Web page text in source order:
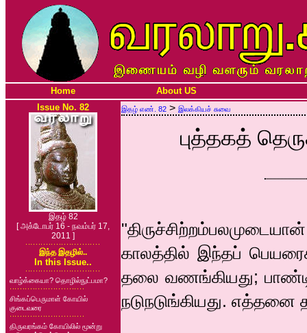
Home
About US
Issue No. 82
இதழ் 82
[ அக்டோபர் 16 - நவம்பர் 17,
2011 ]
இந்த இதழில்..
In this Issue..
வாழ்க்கையா? தொழில்நுட்பமா?
சிங்கப்பெருமாள் கோயில்
குடைவரை
திருவரங்கம் கோயிலில் மூன்று
இதழ் எண். 82 > இலக்கியச் சுவை
புத்தகத்
காலத்தில் இந்தப்
தலை வணங்கியது;
நடுநடுங்கியது.